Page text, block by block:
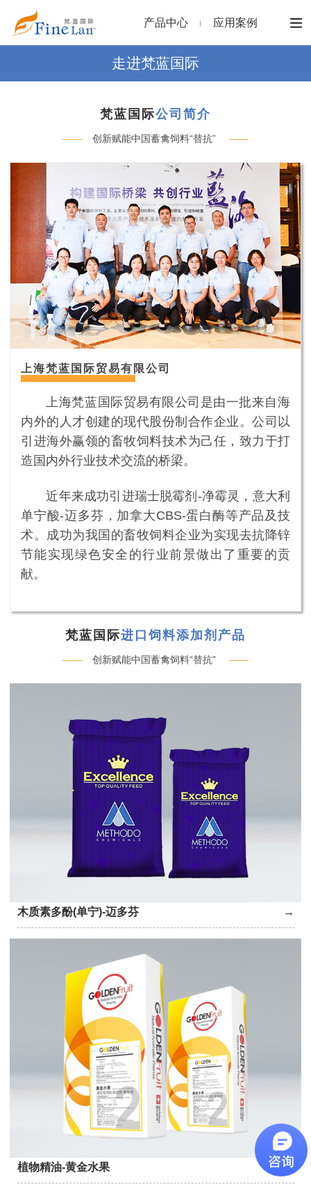
产品中心 应用案例
走进梵蓝国际
梵蓝国际公司简介
—— 创新赋能中国蓄禽饲料“替抗” ——
上海梵蓝国际贸易有限公司
上海梵蓝国际贸易有限公司是由一批来自海
内外的人才创建的现代股份制合作企业。公司以
引进海外赢领的畜牧饲料技术为己任，致力于打
造国内外行业技术交流的桥梁。
近年来成功引进瑞士脱霉剂-净霉灵，意大利
单宁酸-迈多芬，加拿大CBS-蛋白酶等产品及技
术。成功为我国的畜牧饲料企业为实现去抗降锌
节能实现绿色安全的行业前景做出了重要的贡
献。
梵蓝国际进口饲料添加剂产品
—— 创新赋能中国蓄禽饲料“替抗” ——
木质素多酚(单宁)-迈多芬 →
植物精油-黄金水果 →